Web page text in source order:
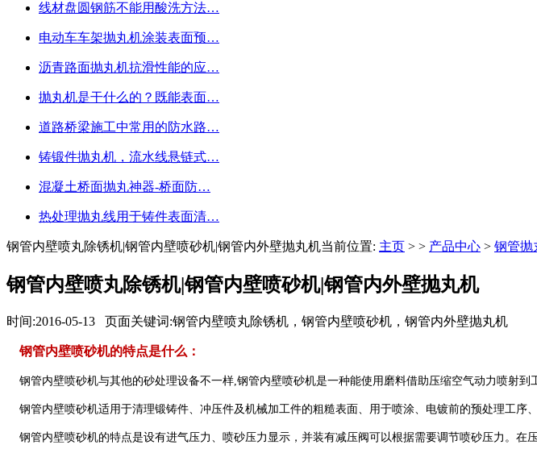
线材盘圆钢筋不能用酸洗方法…
电动车车架抛丸机涂装表面预…
沥青路面抛丸机抗滑性能的应…
抛丸机是干什么的？既能表面…
道路桥梁施工中常用的防水路…
铸锻件抛丸机，流水线悬链式…
混凝土桥面抛丸神器-桥面防…
热处理抛丸线用于铸件表面清…
钢管内壁喷丸除锈机|钢管内壁喷砂机|钢管内外壁抛丸机当前位置: 主页 > > 产品中心 > 钢管抛
钢管内壁喷丸除锈机|钢管内壁喷砂机|钢管内外壁抛丸机
时间:2016-05-13 页面关键词:钢管内壁喷丸除锈机，钢管内壁喷砂机，钢管内外壁抛丸机
钢管内壁喷砂机的特点是什么：
钢管内壁喷砂机与其他的砂处理设备不一样,钢管内壁喷砂机是一种能使用磨料借助压缩空气动力喷射到
钢管内壁喷砂机适用于清理锻铸件、冲压件及机械加工件的粗糙表面、用于喷涂、电镀前的预处理工序
钢管内壁喷砂机的特点是设有进气压力、喷砂压力显示，并装有减压阀可以根据需要调节喷砂压力。在